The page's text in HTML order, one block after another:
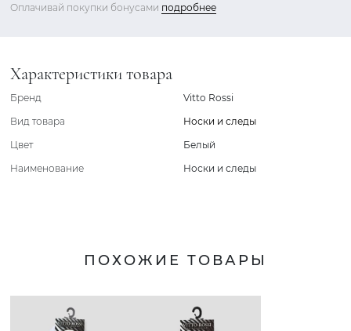
Оплачивай покупки бонусами подробнее
Характеристики товара
Бренд
Vitto Rossi
Вид товара
Носки и следы
Цвет
Белый
Наименование
Носки и следы
ПОХОЖИЕ ТОВАРЫ